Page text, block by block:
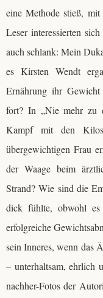
eine Methode stieß,
Leser interessierten
auch schlank: Mein
es Kirsten Wendt
Ernährung ihr
fort? In „Nie mehr zu
Kampf mit den
übergewichtigen Frau
der Waage beim
Strand? Wie sind die
dick fühlte, obwohl
erfolgreiche
sein Inneres, wenn das
– unterhaltsam, ehrlich
nachher-Fotos der